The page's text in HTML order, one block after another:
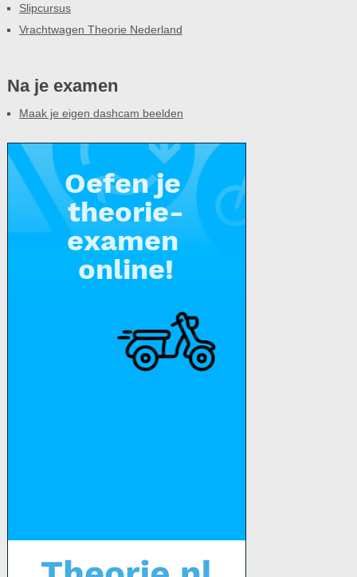
Slipcursus
Vrachtwagen Theorie Nederland
Na je examen
Maak je eigen dashcam beelden